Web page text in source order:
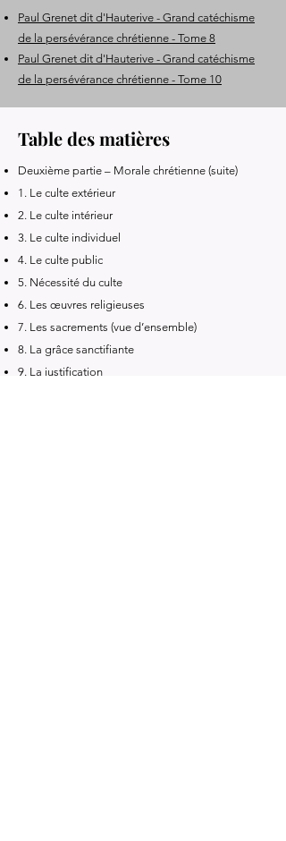
Paul Grenet dit d'Hauterive - Grand catéchisme
de la persévérance chrétienne - Tome 8
Paul Grenet dit d'Hauterive - Grand catéchisme
de la persévérance chrétienne - Tome 10
Table des matières
Deuxième partie – Morale chrétienne (suite)
1. Le culte extérieur
2. Le culte intérieur
3. Le culte individuel
4. Le culte public
5. Nécessité du culte
6. Les œuvres religieuses
7. Les sacrements (vue d’ensemble)
8. La grâce sanctifiante
9. La justification